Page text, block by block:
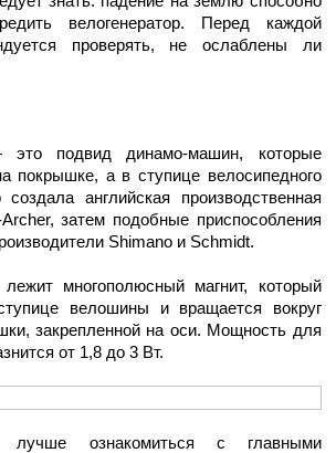
велогенератор. Перед каждой
проверять, не ослаблены ли
это подвид динамо-машин, которые
покрышке, а в ступице велосипедного
создала английская производственная
затем подобные приспособления
Shimano и Schmidt.
многополюсный магнит, который
велошины и вращается вокруг
закрепленной на оси. Мощность для
от 1,8 до 3 Вт.
лучше ознакомиться с главными